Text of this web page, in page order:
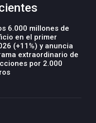
6.000 millones de
en el primer
(+11%) y anuncia
extraordinario de
por 2.000
un modelo global